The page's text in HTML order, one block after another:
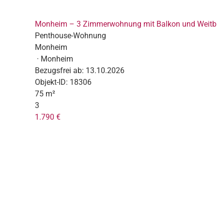
Monheim – 3 Zimmerwohnung mit Balkon und
Penthouse-Wohnung
Monheim
· Monheim
Bezugsfrei ab: 13.10.2026
Objekt-ID: 18306
75 m²
3
1.790 €